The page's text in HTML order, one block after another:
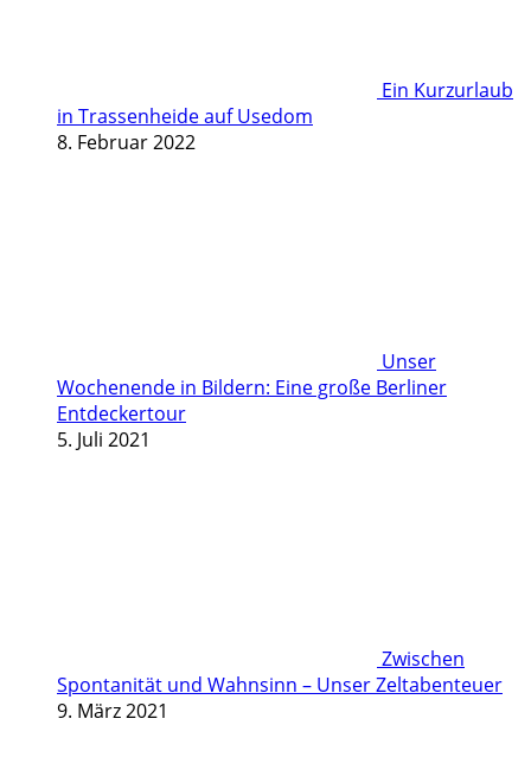
Ein Kurzurlaub
in Trassenheide auf Usedom
8. Februar 2022
Unser
Wochenende in Bildern: Eine große Berliner
Entdeckertour
5. Juli 2021
Zwischen
Spontanität und Wahnsinn – Unser Zeltabenteuer
9. März 2021